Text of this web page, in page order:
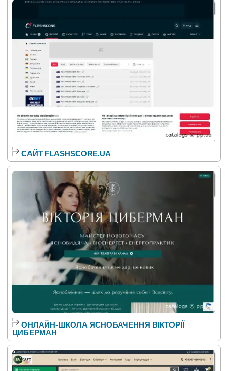
САЙТ FLASHSCORE.UA
ОНЛАЙН-ШКОЛА ЯСНОБАЧЕННЯ ВІКТОРІЇ
ЦИБЕРМАН